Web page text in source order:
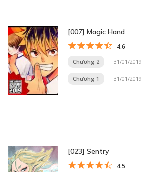
[007] Magic Hand
4.6
Chương 2 31/01/2019
Chương 1 31/01/2019
[023] Sentry
4.5